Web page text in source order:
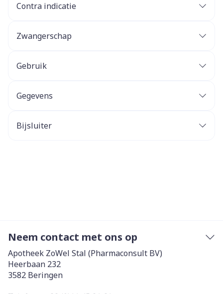
Contra indicatie
Zwangerschap
Gebruik
Gegevens
Bijsluiter
Neem contact met ons op
Apotheek ZoWel Stal (Pharmaconsult BV)
Heerbaan 232
3582 Beringen